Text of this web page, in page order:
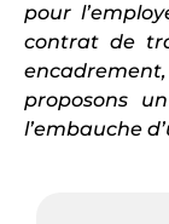
pour
contrat de
proposons
l’embauche